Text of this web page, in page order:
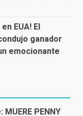
EUA! El
ganador
emocionante
PENNY